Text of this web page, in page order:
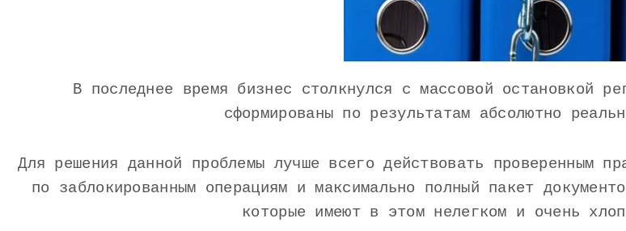
В последнее время бизнес столкнулся с массовой остановкой
сформированы по результатам абсолютно
Для решения данной проблемы лучше всего действовать проверенным
по заблокированным операциям и максимально полный пакет
которые имеют в этом нелегком и очень